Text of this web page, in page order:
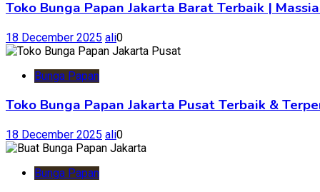
Toko Bunga Papan Jakarta Barat Terbaik |
18 December 2025 ali0
Bunga Papan
Toko Bunga Papan Jakarta Pusat Terbaik &
18 December 2025 ali0
Bunga Papan